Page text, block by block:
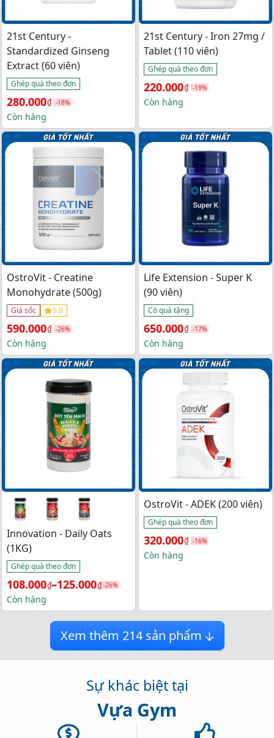
21st Century -
Standardized Ginseng
Extract (60 viên)
Ghép quà theo đơn
Giá
gốc
là:
340.000₫.
280.000₫
Giá
hiện
tại
là:
280.000₫.
-18%
Còn hàng
21st Century - Iron 27mg /
Tablet (110 viên)
Ghép quà theo đơn
Giá
gốc
270.000₫.
220.000₫
Giá
hiện
là:
220.000₫.
-19%
Còn hàng
OstroVit - Creatine
Monohydrate (500g)
Giá sốc 5.0
Giá
gốc
là:
800.000₫.
590.000₫
Giá
hiện
tại
là:
590.000₫.
-26%
Còn hàng
Life Extension - Super K
(90 viên)
Có quà tặng
Giá
gốc
là:
780.000₫.
650.000₫
Giá
hiện
tại
là:
650.000₫.
-17%
Còn hàng
Innovation - Daily Oats
(1KG)
Ghép quà theo đơn
108.000₫–125.000₫
Khoảng
giá:
-26%
Còn hàng
OstroVit - ADEK (200 viên)
Ghép quà theo đơn
Giá
gốc
320.000₫
Giá
hiện
-16%
Còn hàng
Xem thêm 214sản phẩm
Sự khác biệt tại
Vựa Gym